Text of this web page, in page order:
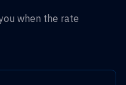
when the rate